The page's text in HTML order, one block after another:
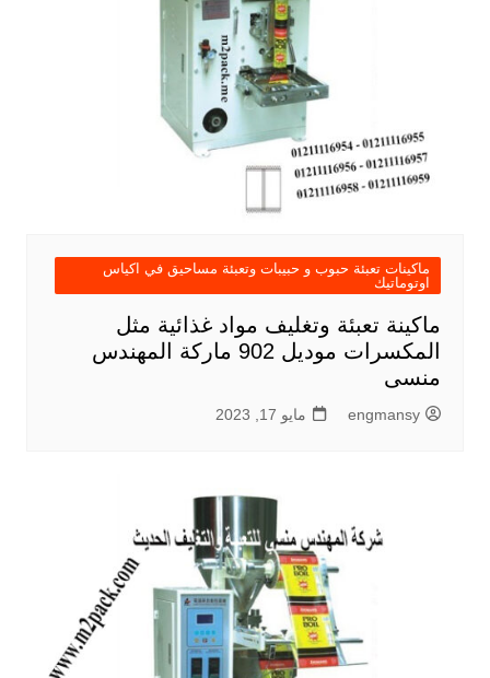
ماكينات تعبئة حبوب و حبيبات وتعبئة مساحيق في اكياس
اوتوماتيك
ماكينة تعبئة وتغليف مواد غذائية مثل
المكسرات موديل 902 ماركة المهندس
منسى
engmansy مايو 17, 2023